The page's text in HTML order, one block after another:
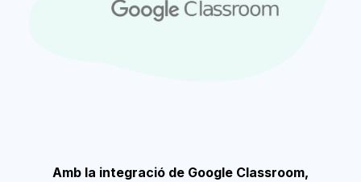
Amb la integració de Google Classroom,